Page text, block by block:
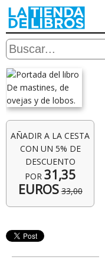
AÑADIR A LA CESTA
CON UN 5% DE
DESCUENTO
POR31,35
EUROS 33,00